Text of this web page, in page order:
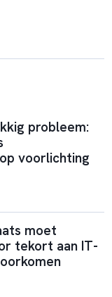
probleem:
voorlichting
moet
tekort aan IT-